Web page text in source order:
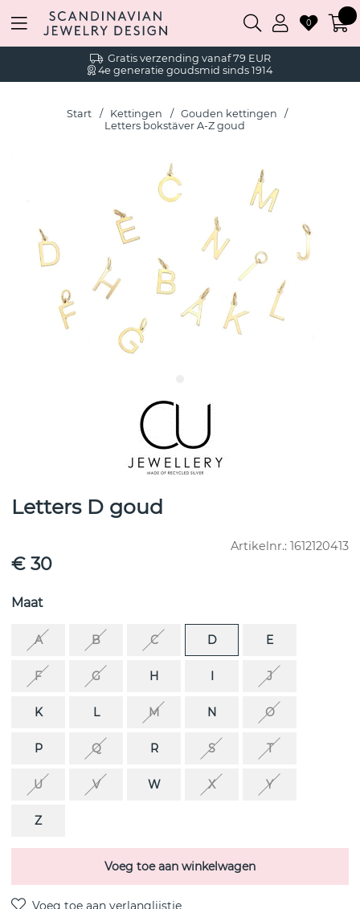
Gratis verzending vanaf 79 EUR
4e generatie goudsmid sinds 1914
0
Start Kettingen
Gouden kettingen
Letters bokstäver A-Z goud
Letters D goud
Artikelnr.: 1612120413
€ 30
Maat
A B C D E
F G H I J
K L M N O
P Q R S T
U V W X Y
Z
Voeg toe aan winkelwagen